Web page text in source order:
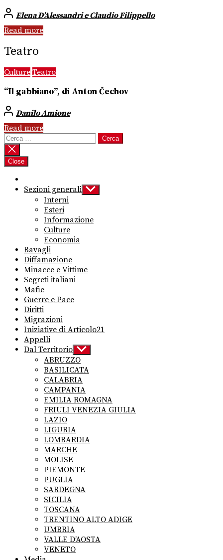
Elena D’Alessandri e Claudio Filippello
Read more
Teatro
Culture Teatro
“Il gabbiano”, di Anton Čechov
Danilo Amione
Read more
Ricerca
per:
Close
Sezioni generali Show
sub
Interni
Esteri
Informazione
Culture
Economia
Bavagli
Diffamazione
Minacce e Vittime
Segreti italiani
Mafie
Guerre e Pace
Diritti
Migrazioni
Iniziative di Articolo21
Appelli
Dal Territorio Show
sub
menu
ABRUZZO
BASILICATA
CALABRIA
CAMPANIA
EMILIA ROMAGNA
FRIULI VENEZIA GIULIA
LAZIO
LIGURIA
LOMBARDIA
MARCHE
MOLISE
PIEMONTE
PUGLIA
SARDEGNA
SICILIA
TOSCANA
TRENTINO ALTO ADIGE
UMBRIA
VALLE D’AOSTA
VENETO